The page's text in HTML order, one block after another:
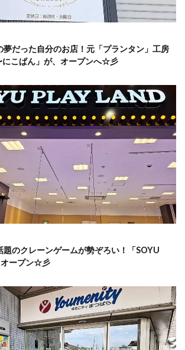
夢だった自分のお店！元「プランタン」工房
こぱん」が、オープンへ☆彡
題のクレーンゲームが勢ぞろい！「SOYU
ープン☆彡